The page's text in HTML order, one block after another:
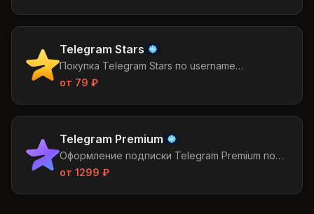
Telegram Stars
Покупка Telegram Stars по username
получателя
от 79 ₽
Telegram Premium
Оформление подписки Telegram Premium по
username получателя
от 1299 ₽